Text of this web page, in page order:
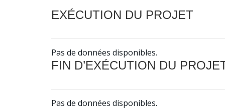
EXÉCUTION DU PROJET
Pas de données disponibles.
FIN D’EXÉCUTION DU
Pas de données disponibles.